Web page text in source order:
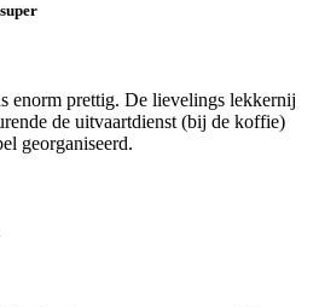
enorm prettig. De lievelings lekkernij
de uitvaartdienst (bij de koffie)
georganiseerd.